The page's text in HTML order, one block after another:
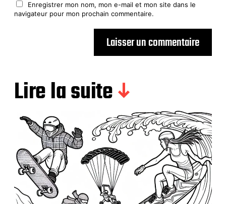
Enregistrer mon nom, mon e-mail et mon site dans le
navigateur pour mon prochain commentaire.
Lire la suite